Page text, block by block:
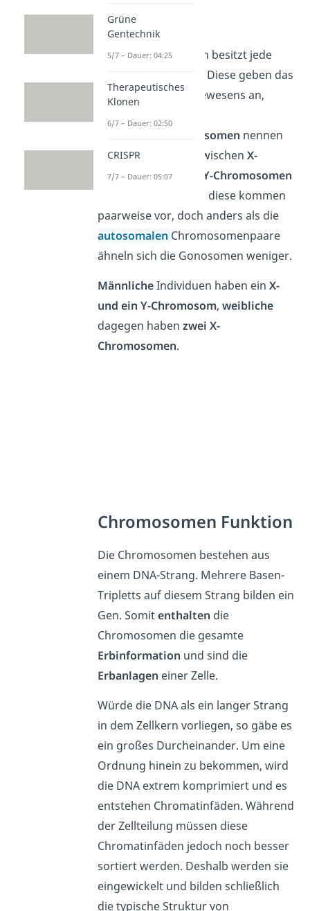
Gonosomen
Von den Gonosomen besitzt jede
Zelle nur zwei Stück. Diese geben das
Geschlechtdes Lebewesens an,
Geschlechtschromosomen nennen
kannst. Du kannst zwischenX-
Chromosomen
Y-Chromosomen
unterscheiden. Auch diese kommen
paarweise vor, doch anders als die
autosomalen Chromosomenpaare
ähneln sich die Gonosomen weniger.
MännlicheIndividuen haben einX-
und ein Y-Chromosom,weibliche
dagegen habenzwei X-
Chromosomen.
Chromosomen Funktion
Die Chromosomen bestehen aus
einem DNA-Strang. Mehrere Basen-
Tripletts auf diesem Strang bilden ein
Gen. Somitenthalten die
Chromosomen die gesamte
Erbinformation und sind die
Erbanlagen einer Zelle.
Würde die DNA als ein langer Strang
in dem Zellkern vorliegen, so gäbe es
ein großes Durcheinander. Um eine
Ordnung hinein zu bekommen, wird
die DNA extrem komprimiert und es
entstehen Chromatinfäden. Während
der Zellteilung müssen diese
Chromatinfäden jedoch noch besser
sortiert werden. Deshalb werden sie
eingewickelt und bilden schließlich
die typische Struktur von
Grüne
Gentechnik
5/7 – Dauer: 04:25
Therapeutisches
Klonen
6/7 – Dauer: 02:50
CRISPR
7/7 – Dauer: 05:07